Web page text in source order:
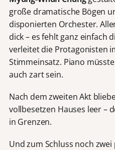
große dramatische Bögen
disponierten Orchester.
dick – es fehlt ganz einfach
verleitet die Protagonisten
Stimmeinsatz. Piano
auch zart sein.
Nach dem zweiten Akt
vollbesetzen Hauses leer –
in Grenzen.
Und zum Schluss noch